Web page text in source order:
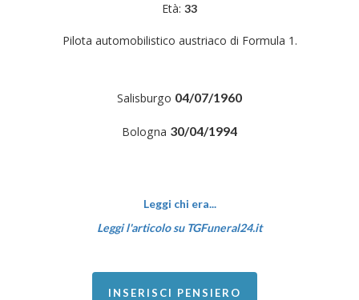
Età: 33
Pilota automobilistico austriaco di Formula 1.
Salisburgo 04/07/1960
Bologna 30/04/1994
Leggi chi era...
Leggi l'articolo su TGFuneral24.it
INSERISCI PENSIERO